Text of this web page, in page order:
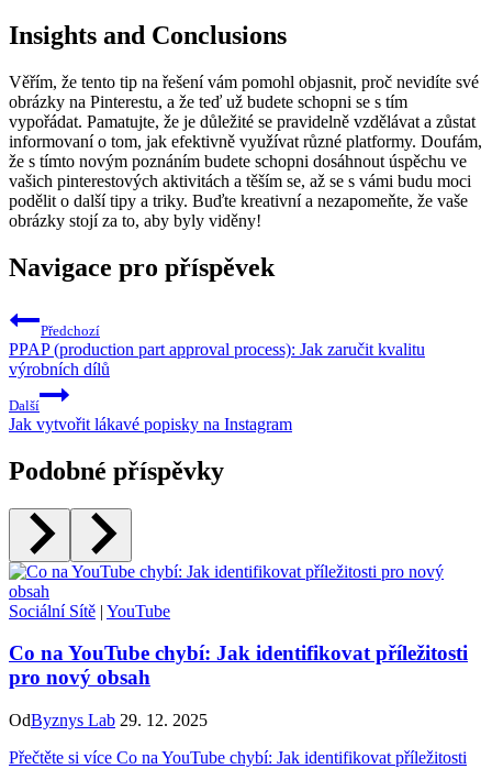
Insights and Conclusions
Věřím, že tento tip na řešení vám pomohl objasnit, proč nevidíte své
obrázky na Pinterestu, a že teď už budete schopni se s tím
vypořádat. Pamatujte, že je důležité se pravidelně vzdělávat a zůstat
informovaní o tom, jak efektivně využívat různé platformy. Doufám,
že s tímto novým poznáním budete schopni dosáhnout úspěchu ve
vašich pinterestových aktivitách a těším se, až se s vámi budu moci
podělit o další tipy a triky. Buďte kreativní a nezapomeňte, že vaše
obrázky stojí za to, aby byly viděny!
Navigace pro příspěvek
Předchozí
PPAP (production part approval process): Jak zaručit kvalitu
výrobních dílů
Další
Jak vytvořit lákavé popisky na Instagram
Podobné příspěvky
Sociální Sítě | YouTube
Co na YouTube chybí: Jak identifikovat příležitosti
pro nový obsah
OdByznys Lab 29. 12. 2025
Přečtěte si více Co na YouTube chybí: Jak identifikovat příležitosti